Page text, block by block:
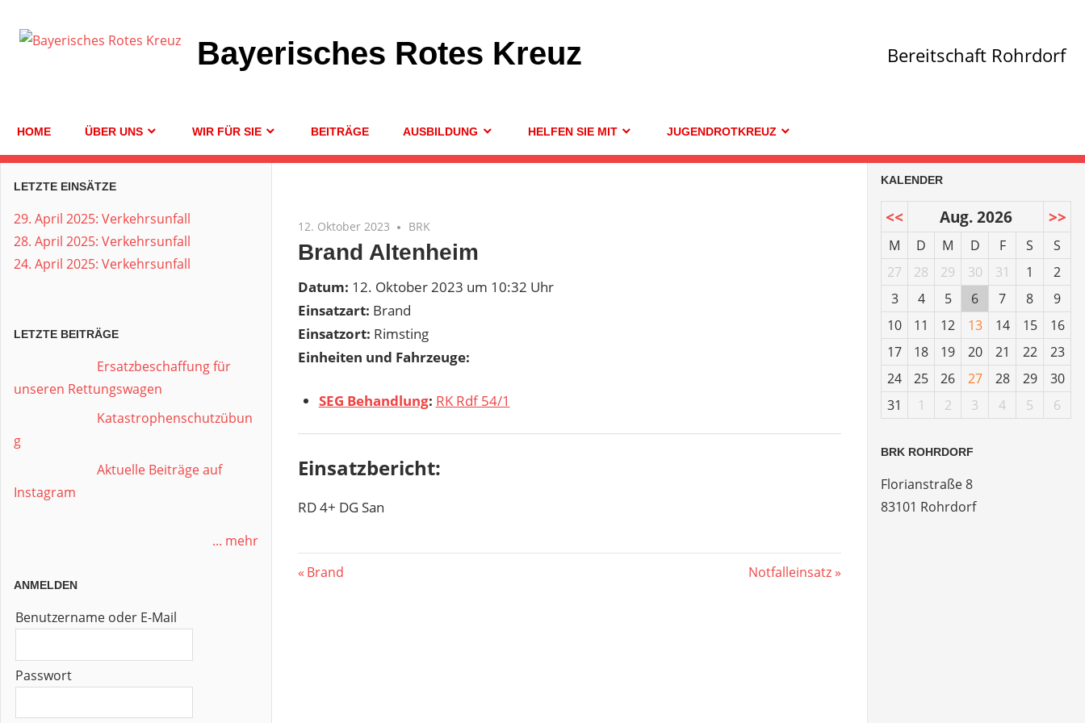
Inhalt
Bayerisches Rotes Kreuz Bereitschaft Rohrdorf
HOME ÜBER UNS WIR FÜR SIE BEITRÄGE AUSBILDUNG HELFEN SIE MIT JUGENDROTKREUZ
12. Oktober 2023 BRK
Brand Altenheim
Datum: 12. Oktober 2023 um 10:32 Uhr
Einsatzart: Brand
Einsatzort: Rimsting
Einheiten und Fahrzeuge:
SEG Behandlung: RK Rdf 54/1
Einsatzbericht:
RD 4+ DG San
Beitragsnavigation
Vorheriger
Brand
Nächster
Notfalleinsatz
LETZTE EINSÄTZE
29. April 2025: Verkehrsunfall
28. April 2025: Verkehrsunfall
24. April 2025: Verkehrsunfall
LETZTE BEITRÄGE
Ersatzbeschaffung für
unseren Rettungswagen
Katastrophenschutzübun
g
Aktuelle Beiträge auf
Instagram
... mehr
ANMELDEN
Benutzername oder E-Mail
Passwort
KALENDER
<< Aug. 2026 >>
M D M D F S
S
27
28 29 30 31 1
2
3
4 5 6 7 8
9
10
11 12 13 14 15
16
17
18 19 20 21 22
23
24
25 26 27 28 29
30
31
1 2 3 4 5 6
BRK ROHRDORF
Florianstraße 8
83101 Rohrdorf